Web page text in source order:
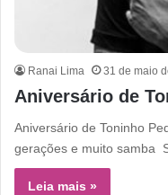
Ranai Lima 31 de maio
Aniversário de
Aniversário de Toninho
gerações e muito samba
Leia mais »